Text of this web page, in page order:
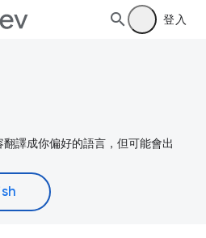
登入
譯成你偏好的語言，但可能會出